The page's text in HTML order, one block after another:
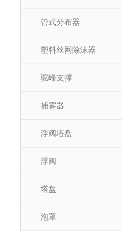
管式分布器
塑料丝网除沫器
驼峰支撑
捕雾器
浮阀塔盘
浮阀
塔盘
泡罩